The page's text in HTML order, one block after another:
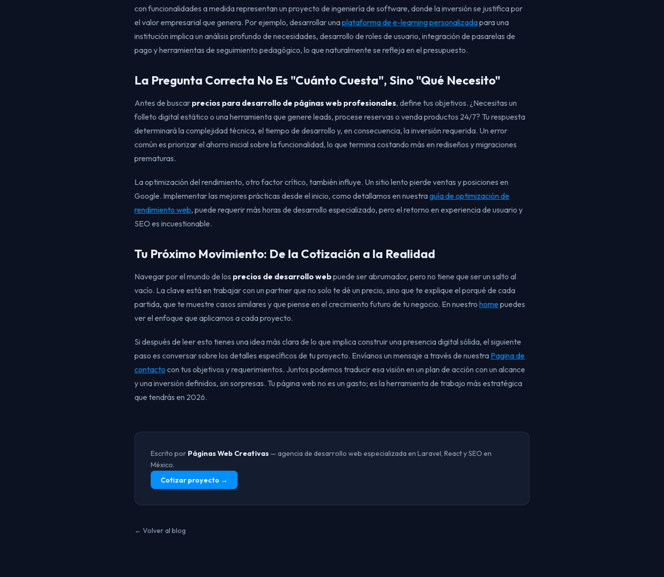
con funcionalidades a medida representan un proyecto de ingeniería de software, donde la inversión se justifica por
el valor empresarial que genera. Por ejemplo, desarrollar unaplataforma de e-learning personalizadapara una
institución implica un análisis profundo de necesidades, desarrollo de roles de usuario, integración de pasarelas de
pago y herramientas de seguimiento pedagógico, lo que naturalmente se refleja en el presupuesto.
La Pregunta Correcta No Es "Cuánto Cuesta", Sino "Qué Necesito"
Antes de buscar precios para desarrollo de páginas web profesionales, define tus objetivos. ¿Necesitas un
folleto digital estático o una herramienta que genere leads, procese reservas o venda productos 24/7? Tu respuesta
determinará la complejidad técnica, el tiempo de desarrollo y, en consecuencia, la inversión requerida. Un error
común es priorizar el ahorro inicial sobre la funcionalidad, lo que termina costando más en rediseños y migraciones
prematuras.
La optimización del rendimiento, otro factor crítico, también influye. Un sitio lento pierde ventas y posiciones en
Google. Implementar las mejores prácticas desde el inicio, como detallamos en nuestraguía de optimización de
rendimiento web, puede requerir más horas de desarrollo especializado, pero el retorno en experiencia de usuario y
SEO es incuestionable.
Tu Próximo Movimiento: De la Cotización a la Realidad
Navegar por el mundo de los precios de desarrollo webpuede ser abrumador, pero no tiene que ser un salto al
vacío. La clave está en trabajar con un partner que no solo te dé un precio, sino que te explique el porqué de cada
partida, que te muestre casos similares y que piense en el crecimiento futuro de tu negocio. En nuestro homepuedes
ver el enfoque que aplicamos a cada proyecto.
Si después de leer esto tienes una idea más clara de lo que implica construir una presencia digital sólida, el siguiente
paso es conversar sobre los detalles específicos de tu proyecto. Envíanos un mensaje a través de nuestra Pagina de
contacto con tus objetivos y requerimientos. Juntos podemos traducir esa visión en un plan de acción con un alcance
y una inversión definidos, sin sorpresas. Tu página web no es un gasto; es la herramienta de trabajo más estratégica
que tendrás en 2026.
Escrito por Páginas Web Creativas — agencia de desarrollo web especializada en Laravel, React y SEO en
México.
Cotizar proyecto →
← Volver al blog